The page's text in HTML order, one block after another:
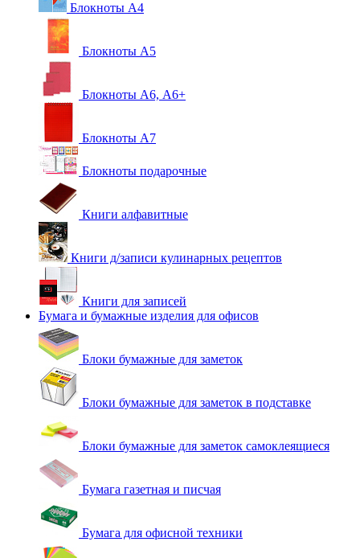
Блокноты А4
Блокноты А5
Блокноты А6, А6+
Блокноты А7
Блокноты подарочные
Книги алфавитные
Книги д/записи кулинарных рецептов
Книги для записей
Бумага и бумажные изделия для офисов
Блоки бумажные для заметок
Блоки бумажные для заметок в подставке
Блоки бумажные для заметок самоклеящиеся
Бумага газетная и писчая
Бумага для офисной техники